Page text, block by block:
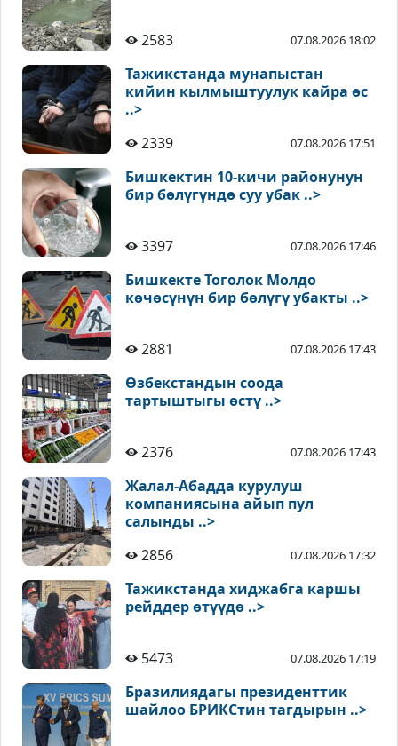
2583 07.08.2026 18:02
Тажикстанда мунапыстан
кийин кылмыштуулук кайра өс
..>
2339
07.08.2026 17:51
Бишкектин 10-кичи районунун
бир бөлүгүндө суу убак ..>
3397 07.08.2026 17:46
Бишкекте Тоголок Молдо
көчөсүнүн бир бөлүгү убакты ..>
2881 07.08.2026 17:43
Өзбекстандын соода
тартыштыгы өстү ..>
2376 07.08.2026 17:43
Жалал-Абадда курулуш
компаниясына айып пул
салынды ..>
2856
07.08.2026 17:32
Тажикстанда хиджабга каршы
рейддер өтүүдө ..>
5473 07.08.2026 17:19
Бразилиядагы президенттик
шайлоо БРИКСтин тагдырын ..>